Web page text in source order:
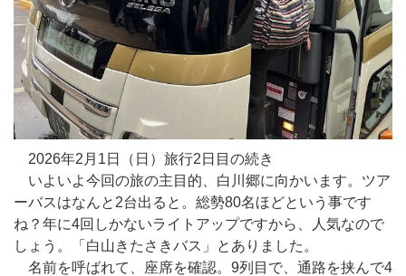
2026年2月1日（日）旅行2日目の続き
いよいよ今回の旅の主目的、白川郷に向かいます。ツア
ーバスはなんと2台出ると。総勢80名ほどという事です
ね？年に4回しかないライトアップですから、人気なので
しょう。「白山きたさきバス」とありました。
名前を呼ばれて、座席を確認。9列目で、通路を挟んで4